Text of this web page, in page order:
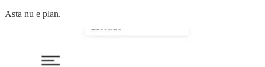
Asta nu e plan.